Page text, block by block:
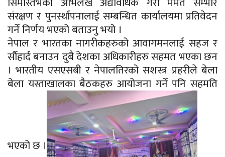
संरक्षण र पुनर्स्थापनालाई सम्बन्धित कार्यालयमा प्रतिवेदन
गर्ने निर्णय भएको बताउनु भयो ।
नेपाल र भारतका नागरीकहरुको आवागमनलाई सहज र
र्सौहार्द बनाउन दुबै देशका अधिकारीहरु सहमत भएका छन
। भारतीय एसएसबी र नेपालतिरको सशस्त्र प्रहरीले बेला
बेला यस्ताखालका बैठकहरु आयोजना गर्ने पनि सहमति
भएको छ ।